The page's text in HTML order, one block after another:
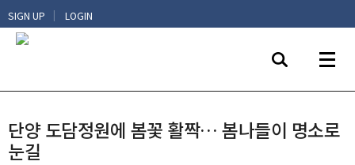
SIGN UP | LOGIN
단양 도담정원에 봄꽃 활짝… 봄나들이 명소로
눈길